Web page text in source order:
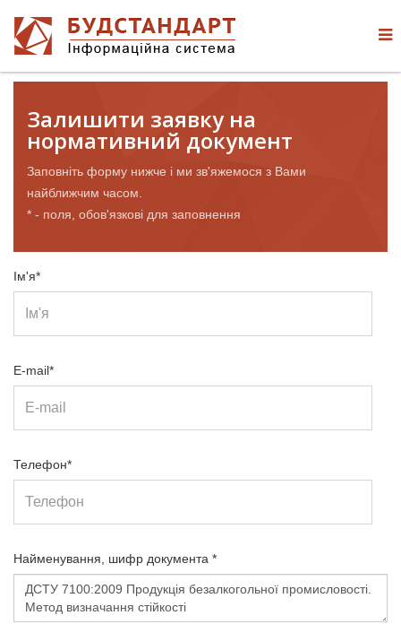
Залишити заявку на
нормативний документ
Заповніть форму нижче і ми зв'яжемося з Вами
найближчим часом.
* - поля, обов'язкові для заповнення
Ім'я*
E-mail*
Телефон*
Найменування, шифр документа *